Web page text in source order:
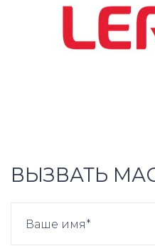
ВЫЗВАТЬ